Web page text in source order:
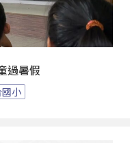
過暑假
小